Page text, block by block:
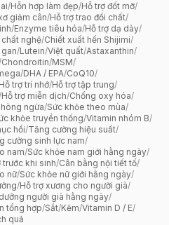
/Hỗn hợp làm đẹp/Hỗ trợ đốt mỡ/
giảm cân/Hỗ trợ trao đổi chất/
/Enzyme tiêu hóa/Hỗ trợ dạ dày/
nghệ/Chiết xuất hến Shijimi/
/Lutein/Việt quất/Astaxanthin/
Chondroitin/MSM/
/DHA / EPA/CoQ10/
Hỗ trợ trí nhớ/Hỗ trợ tập trung/
Hỗ trợ miễn dịch/Chống oxy hóa/
ngừa/Sức khỏe theo mùa/
khỏe truyền thống/Vitamin nhóm B/
hồi/Tăng cường hiệu suất/
cường sinh lực nam/
nam/Sức khỏe nam giới hằng ngày/
trước khi sinh/Cân bằng nội tiết tố/
nữ/Sức khỏe nữ giới hằng ngày/
/Hỗ trợ xương cho người già/
người già hằng ngày/
tổng hợp/Sắt/Kẽm/Vitamin D / E/
quả